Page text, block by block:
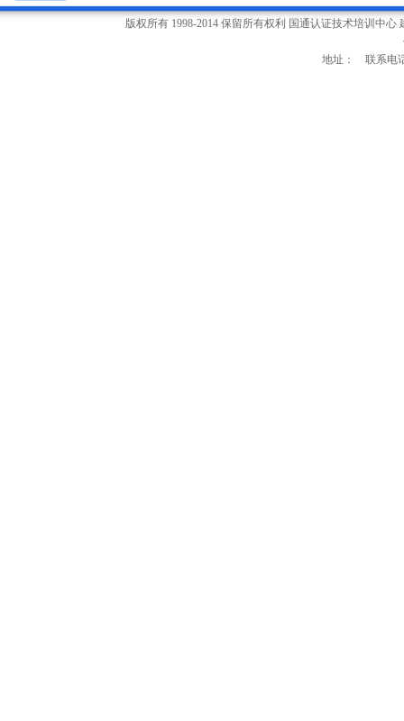
版权所有 1998-2014 保留所有权利 国通认证技术培训中
地址： 联系电